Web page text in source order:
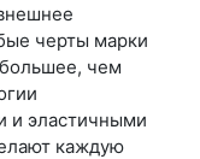
черты марки
чем
и эластичными
каждую